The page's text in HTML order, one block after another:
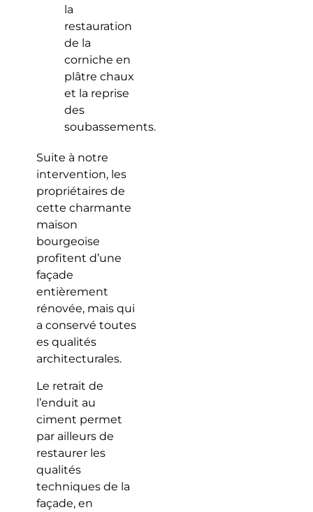
la
restauration
de la
corniche en
plâtre chaux
et la reprise
des
soubassements.
Suite à notre
intervention, les
propriétaires de
cette charmante
maison
bourgeoise
profitent d’une
façade
entièrement
rénovée, mais qui
a conservé toutes
es qualités
architecturales.
Le retrait de
l’enduit au
ciment permet
par ailleurs de
restaurer les
qualités
techniques de la
façade, en